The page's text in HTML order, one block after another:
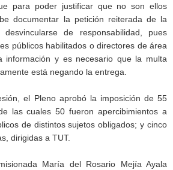
para poder justificar que no son ellos
documentar la petición reiterada de la
de responsabilidad, pues
públicos habilitados o directores de área
información y es necesario que la multa
está negando la entrega.
el Pleno aprobó la imposición de 55
las cuales 50 fueron apercibimientos a
de distintos sujetos obligados; y cinco
dirigidas a TUT.
María del Rosario Mejía Ayala